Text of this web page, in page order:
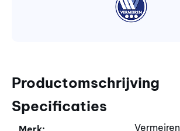
Productomschrijving
Specificaties
Vermeiren